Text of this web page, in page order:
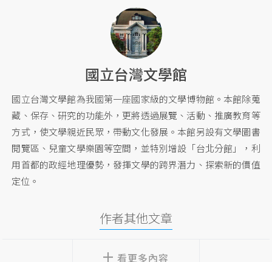
國立台灣文學館
國立台灣文學館為我國第一座國家級的文學博物館。本館除蒐
藏、保存、研究的功能外，更將透過展覽、活動、推廣教育等
方式，使文學親近民眾，帶動文化發展。本館另設有文學圖書
閱覽區、兒童文學樂園等空間，並特別增設「台北分館」，利
用首都的政經地理優勢，發揮文學的跨界潛力、探索新的價值
定位。
作者其他文章
看更多內容